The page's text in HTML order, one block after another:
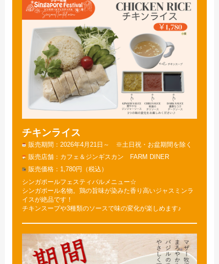
チキンライス
販売期間
2026年4月21日～ ※土日祝・お盆期間を除く
販売店舗
カフェ＆ジンギスカン FARM DINER
販売価格
1,780円（税込）
シンガポールフェスティバルメニュー☆
シンガポール名物。鶏の旨味が染みた香り高いジャスミンラ
イスが絶品です！
チキンスープや3種類のソースで味の変化が楽しめます♪